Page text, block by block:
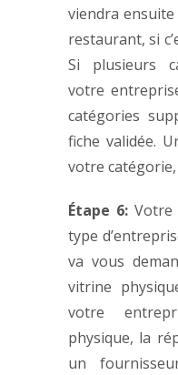
viendra
restaurant, si
Si plusieurs
votre
catégories
fiche validée.
votre catégorie,
Étape 6:Votre
type
va vous
vitrine
votre
physique, la
un